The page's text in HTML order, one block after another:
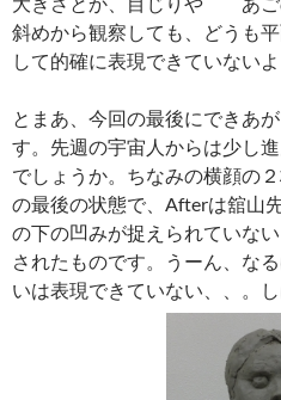
斜めから観察しても、どうも
して的確に表現できていないよ
とまあ、今回の最後にできあ
す。先週の宇宙人からは少し
でしょうか。ちなみの横顔の
の最後の状態で、Afterは舘山
の下の凹みが捉えられていな
されたものです。うーん、な
いは表現できていない、、。